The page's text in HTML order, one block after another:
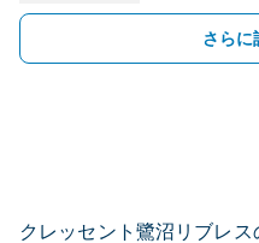
さらに
クレッセント鷺沼リブレス